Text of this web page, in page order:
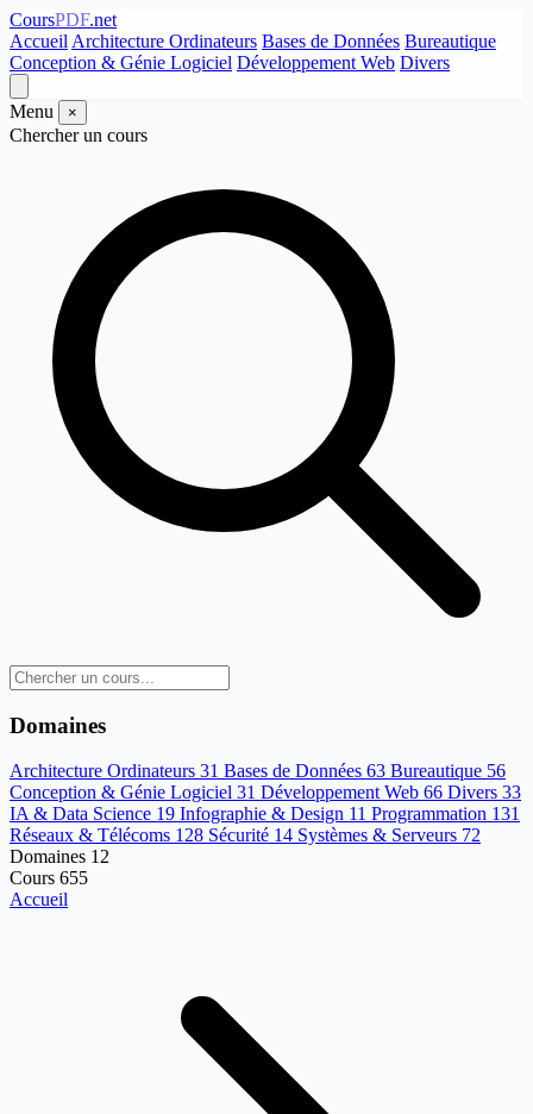
CoursPDF.net
Accueil Architecture Ordinateurs Bases de Données Bureautique
Conception & Génie Logiciel Développement Web Divers
Menu ×
Chercher un cours
Domaines
Architecture Ordinateurs 31 Bases de Données 63 Bureautique 56
Conception & Génie Logiciel 31 Développement Web 66 Divers 33
IA & Data Science 19 Infographie & Design 11 Programmation 131
Réseaux & Télécoms 128 Sécurité 14 Systèmes & Serveurs 72
Domaines 12
Cours 655
Accueil